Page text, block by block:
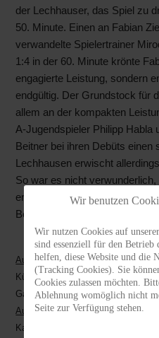
der Lechhauser, das Spiel zu
50. Minute. Einen an Fabian
verwandelte Spielertrainer
1:4 in der 60. Minute krönte
engagierte Leistung, sondern
endgültig. Der Grundstock für
allem an der kompakten
A-Jugendspieler Philipp Habla
Beitner bei ihren Debüts
Lechhausen erwischt
So war es nicht
erst in der Nachspielzeit – zum
Benjamin Denkci kamen.
Aufstellung:
Kücükkaya, Reinhardt, Gök,
Ganibegovic, Scholl, Abele,
Auswechslungen & Ersatzbank:
Kaplan (66./Stotz), Vetter (66./
Wir benutzen
Wir nutzen Cookies auf
sind essenziell für den Betrieb
helfen, diese Website und die
(Tracking Cookies). Sie
Cookies zulassen möchten.
Ablehnung womöglich nicht
Seite zur Verfügung stehen.